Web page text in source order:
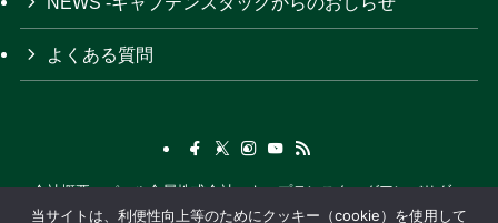
よくある質問
会社概要 パール金属株式会社
キャプテンスタッグアンバサダー
当サイトは、利便性向上等のためにクッキー（cookie）を使用して